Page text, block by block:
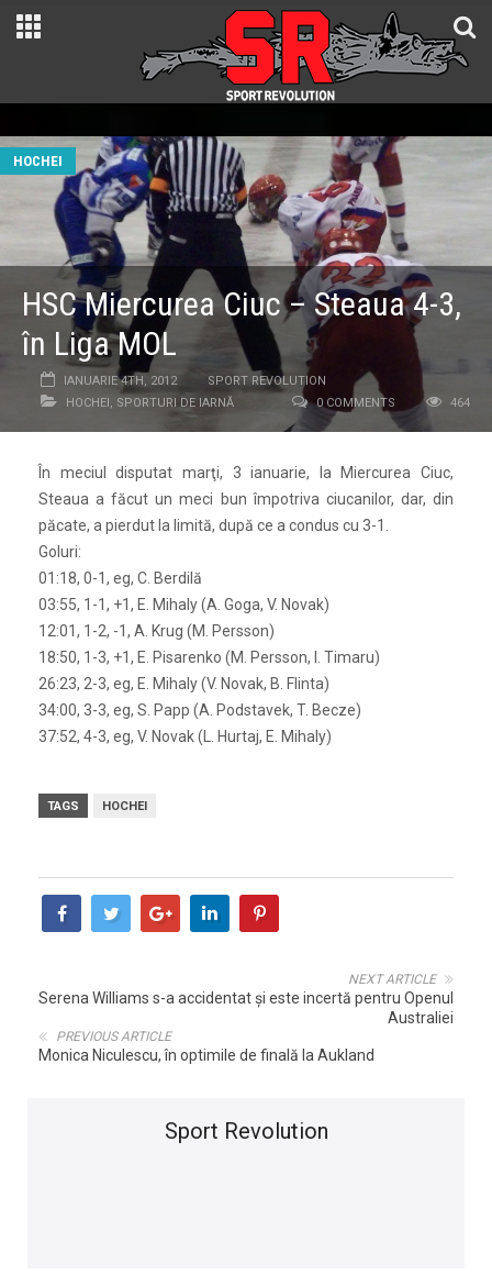
HOCHEI
HSC Miercurea Ciuc – Steaua 4-3,
în Liga MOL
IANUARIE 4TH, 2012
SPORT REVOLUTION
HOCHEI, SPORTURI DE IARNĂ 0 COMMENTS 464
În meciul disputat marţi, 3 ianuarie, la Miercurea Ciuc,
Steaua a făcut un meci bun împotriva ciucanilor, dar, din
păcate, a pierdut la limită, după ce a condus cu 3-1.
Goluri:
01:18, 0-1, eg, C. Berdilă
03:55, 1-1, +1, E. Mihaly (A. Goga, V. Novak)
12:01, 1-2, -1, A. Krug (M. Persson)
18:50, 1-3, +1, E. Pisarenko (M. Persson, I. Timaru)
26:23, 2-3, eg, E. Mihaly (V. Novak, B. Flinta)
34:00, 3-3, eg, S. Papp (A. Podstavek, T. Becze)
37:52, 4-3, eg, V. Novak (L. Hurtaj, E. Mihaly)
TAGS HOCHEI
NEXT ARTICLE
Serena Williams s-a accidentat şi este incertă pentru Openul
Australiei
PREVIOUS ARTICLE
Monica Niculescu, în optimile de finală la Aukland
Sport Revolution